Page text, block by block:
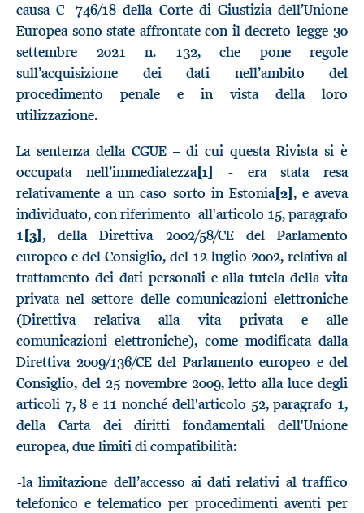
causa C- 746/18 della Corte di Giustizia dell’Unione
Europea sono state affrontate con il decreto-legge 30
settembre 2021 n. 132, che pone regole
sull’acquisizione dei dati nell’ambito del
procedimento penale e in vista della loro
utilizzazione.
La sentenza della CGUE – di cui questa Rivista si è
occupata nell’immediatezza[1]
- era stata resa
relativamente a un caso sorto in Estonia[2], e aveva
individuato, con riferimento all'articolo 15, paragrafo
1 [3], della Direttiva 2002/58/CE del Parlamento
europeo e del Consiglio, del 12 luglio 2002, relativa al
trattamento dei dati personali e alla tutela della vita
privata nel settore delle comunicazioni elettroniche
(Direttiva relativa alla vita privata e alle
comunicazioni elettroniche), come modificata dalla
Direttiva 2009/136/CE del Parlamento europeo e del
Consiglio, del 25 novembre 2009, letto alla luce degli
articoli 7, 8 e 11 nonché dell'articolo 52, paragrafo 1,
della Carta dei diritti fondamentali dell'Unione
europea, due limiti di compatibilità:
-la limitazione dell’accesso ai dati relativi al traffico
telefonico e telematico per procedimenti aventi per